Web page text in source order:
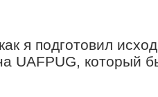
я подготовил
UAFPUG, который